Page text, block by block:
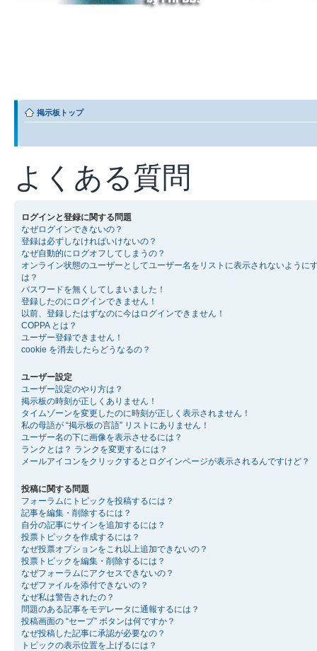
掲示板トップ
よくある質問
ログインと登録に関する問題
なぜログインできないの？
登録は必ずしなければいけないの？
なぜ自動的にログオフしてしまうの？
オンライン状態のユーザーとしてユーザー名をリストに表示されないように
は？
パスワードを無くしてしまいました！
登録したのにログインできません！
以前、登録したはずなのに今はログインできません！
COPPA とは？
ユーザー登録できません！
cookie を消去したらどうなるの？
ユーザー設定
ユーザー設定のやり方は？
掲示板の時刻が正しくありません！
タイムゾーンを変更したのに時刻が正しく表示されません！
私の母語が “掲示板の言語” リストにありません！
ユーザー名の下に画像を表示させるには？
ランクとは？ ランクを変更するには？
メールアイコンをクリックするとログインページが表示されるんですけど？
投稿に関する問題
フォーラムにトピックを投稿するには？
記事を編集・削除するには？
自分の記事にサインを追加するには？
投票トピックを作成するには？
なぜ投票オプションをこれ以上追加できないの？
投票トピックを編集・削除するには？
なぜフォーラムにアクセスできないの？
なぜファイルを添付できないの？
なぜ私は警告されたの？
問題のある記事をモデレータに通報するには？
投稿画面の “セーブ” ボタンは何ですか？
なぜ投稿した記事に承認が必要なの？
トピックの表示位置を上げるには？